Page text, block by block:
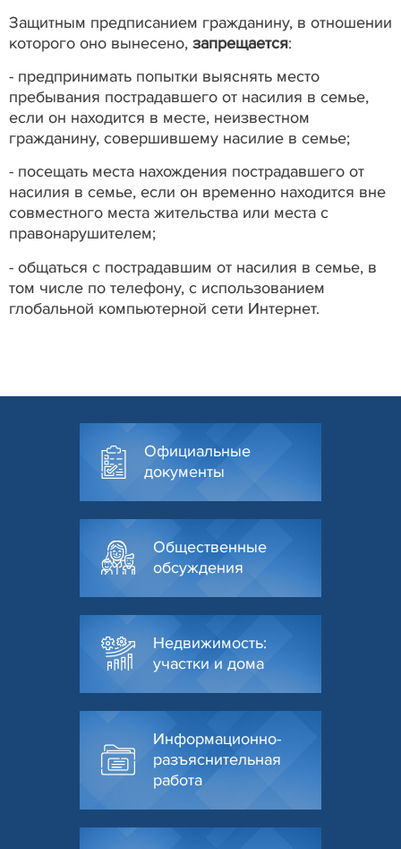
Защитным предписанием гражданину, в отношении
которого оно вынесено, запрещается:
- предпринимать попытки выяснять место
пребывания пострадавшего от насилия в семье,
если он находится в месте, неизвестном
гражданину, совершившему насилие в семье;
- посещать места нахождения пострадавшего от
насилия в семье, если он временно находится вне
совместного места жительства или места с
правонарушителем;
- общаться с пострадавшим от насилия в семье, в
том числе по телефону, с использованием
глобальной компьютерной сети Интернет.
Официальные
документы
Общественные
обсуждения
Недвижимость:
участки и дома
Информационно-
разъяснительная
работа